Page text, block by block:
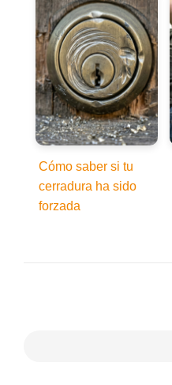
Cómo saber si tu
cerradura ha sido
forzada